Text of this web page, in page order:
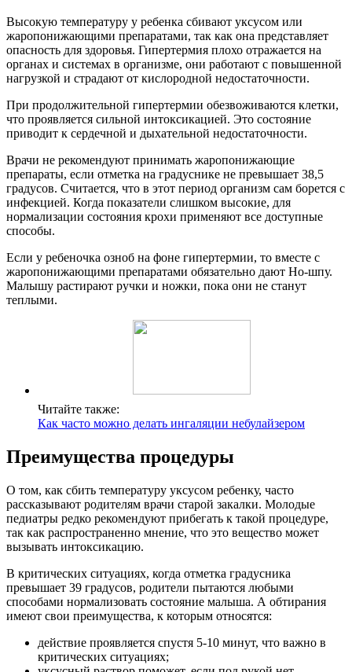
Высокую температуру у ребенка сбивают уксусом или
жаропонижающими препаратами, так как она представляет
опасность для здоровья. Гипертермия плохо отражается на
органах и системах в организме, они работают с повышенной
нагрузкой и страдают от кислородной недостаточности.
При продолжительной гипертермии обезвоживаются клетки,
что проявляется сильной интоксикацией. Это состояние
приводит к сердечной и дыхательной недостаточности.
Врачи не рекомендуют принимать жаропонижающие
препараты, если отметка на градуснике не превышает 38,5
градусов. Считается, что в этот период организм сам борется с
инфекцией. Когда показатели слишком высокие, для
нормализации состояния крохи применяют все доступные
способы.
Если у ребеночка озноб на фоне гипертермии, то вместе с
жаропонижающими препаратами обязательно дают Но-шпу.
Малышу растирают ручки и ножки, пока они не станут
теплыми.
Читайте также:
Как часто можно делать ингаляции небулайзером
Преимущества процедуры
О том, как сбить температуру уксусом ребенку, часто
рассказывают родителям врачи старой закалки. Молодые
педиатры редко рекомендуют прибегать к такой процедуре,
так как распространенно мнение, что это вещество может
вызывать интоксикацию.
В критических ситуациях, когда отметка градусника
превышает 39 градусов, родители пытаются любыми
способами нормализовать состояние малыша. А обтирания
имеют свои преимущества, к которым относятся:
действие проявляется спустя 5-10 минут, что важно в
критических ситуациях;